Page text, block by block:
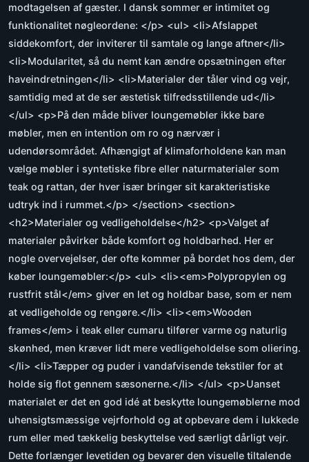
modtagelsen af gæster. I dansk sommer er intimitet og
funktionalitet nøgleordene: </p> <ul> <li>Afslappet
siddekomfort, der inviterer til samtale og lange aftner</li>
<li>Modularitet, så du nemt kan ændre opsætningen efter
haveindretningen</li> <li>Materialer der tåler vind og vejr,
samtidig med at de ser æstetisk tilfredsstillende ud</li>
</ul> <p>På den måde bliver loungemøbler ikke bare
møbler, men en intention om ro og nærvær i
udendørsområdet. Afhængigt af klimaforholdene kan man
vælge møbler i syntetiske fibre eller naturmaterialer som
teak og rattan, der hver især bringer sit karakteristiske
udtryk ind i rummet.</p> </section> <section>
<h2>Materialer og vedligeholdelse</h2> <p>Valget af
materialer påvirker både komfort og holdbarhed. Her er
nogle overvejelser, der ofte kommer på bordet hos dem, der
køber loungemøbler:</p> <ul> <li><em>Polypropylen og
rustfrit stål</em> giver en let og holdbar base, som er nem
at vedligeholde og rengøre.</li> <li><em>Wooden
frames</em> i teak eller cumaru tilfører varme og naturlig
skønhed, men kræver lidt mere vedligeholdelse som oliering.
</li> <li>Tæpper og puder i vandafvisende tekstiler for at
holde sig flot gennem sæsonerne.</li> </ul> <p>Uanset
materialet er det en god idé at beskytte loungemøblerne mod
uhensigtsmæssige vejrforhold og at opbevare dem i lukkede
rum eller med tækkelig beskyttelse ved særligt dårligt vejr.
Dette forlænger levetiden og bevarer den visuelle tiltalende